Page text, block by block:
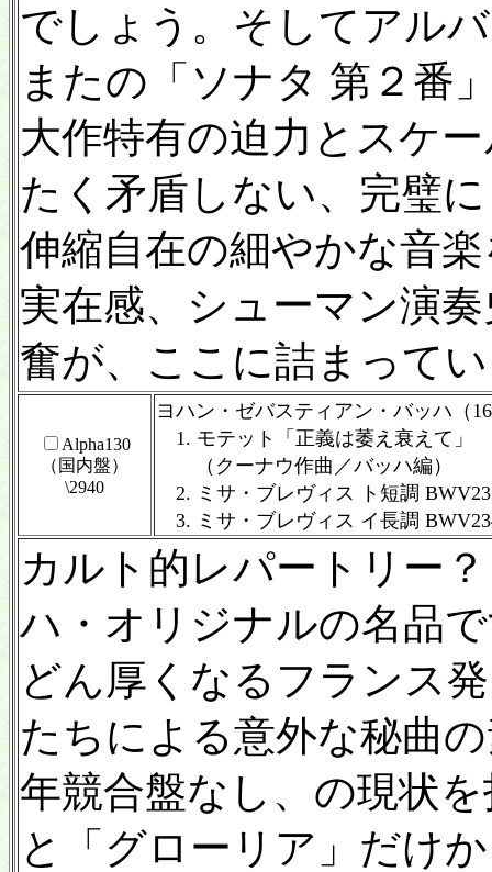
でしょう。そしてアル
またの「ソナタ 第２
大作特有の迫力とスケ
たく矛盾しない、完璧
伸縮自在の細やかな音
実在感、シューマン演
奮が、ここに詰まって
Alpha130
（国内盤）
\2940
ヨハン・ゼバスティアン・バッハ（
1. モテット「正義は萎え衰えて」
（クーナウ作曲／バッハ編）
2. ミサ・ブレヴィス ト短調
3. ミサ・ブレヴィス イ長調
カルト的レパートリー
ハ・オリジナルの名品
どん厚くなるフランス
たちによる意外な秘曲
年競合盤なし、の現状
と「グローリア」だけ